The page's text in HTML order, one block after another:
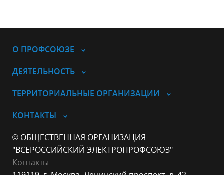
О ПРОФСОЮЗЕ
ДЕЯТЕЛЬНОСТЬ
ТЕРРИТОРИАЛЬНЫЕ ОРГАНИЗАЦИИ
КОНТАКТЫ
© ОБЩЕСТВЕННАЯ ОРГАНИЗАЦИЯ
"ВСЕРОССИЙСКИЙ ЭЛЕКТРОПРОФСОЮЗ"
Контакты